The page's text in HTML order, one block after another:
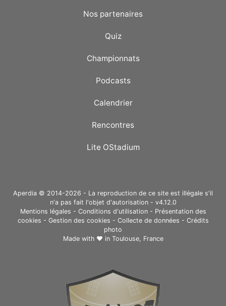
Nos partenaires
Quiz
Championnats
Podcasts
Calendrier
Rencontres
Lite OStadium
Aperdia © 2014-2026 - La reproduction de ce site est illégale s'il
n'a pas fait l'objet d'autorisation - v4.12.0
Mentions légales - Conditions d'utilisation- Présentation des
cookies - Gestion des cookies - Collecte de données - Crédits
photo
Made with ❤ in Toulouse, France